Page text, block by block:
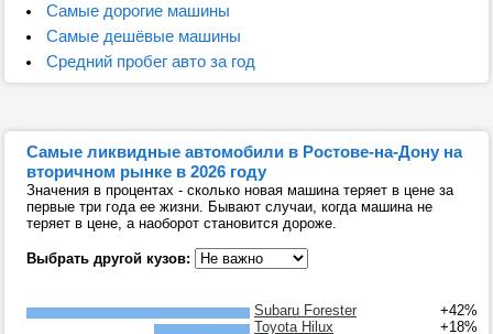
Самые дорогие машины
Самые дешёвые машины
Средний пробег авто за год
Самые ликвидные автомобили в Ростове-на-Дону на
вторичном рынке в 2026 году
Значения в процентах - сколько новая машина теряет в цене за
первые три года ее жизни. Бывают случаи, когда машина не
теряет в цене, а наоборот становится дороже.
Выбрать другой кузов:
Subaru Forester
+42%
Toyota Hilux
+18%